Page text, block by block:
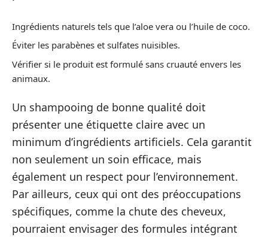
Ingrédients naturels tels que l’aloe vera ou l’huile de coco.
Éviter les parabènes et sulfates nuisibles.
Vérifier si le produit est formulé sans cruauté envers les
animaux.
Un shampooing de bonne qualité doit
présenter une étiquette claire avec un
minimum d’ingrédients artificiels. Cela garantit
non seulement un soin efficace, mais
également un respect pour l’environnement.
Par ailleurs, ceux qui ont des préoccupations
spécifiques, comme la chute des cheveux,
pourraient envisager des formules intégrant